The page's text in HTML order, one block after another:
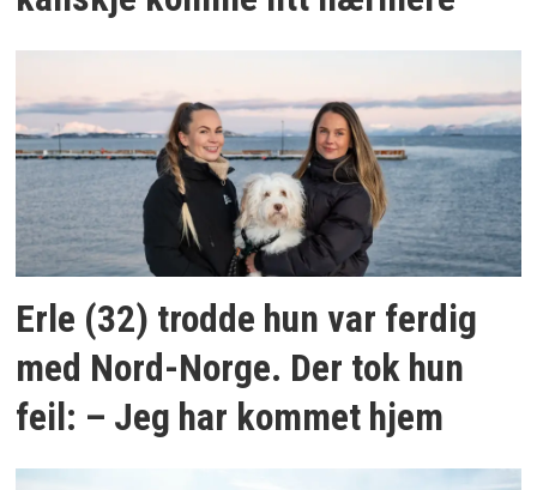
Erle (32) trodde hun var ferdig
med Nord-Norge. Der tok hun
feil: – Jeg har kommet hjem